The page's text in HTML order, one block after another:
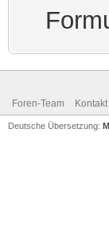
Foren-Team Kontakt
Deutsche Übersetzung: